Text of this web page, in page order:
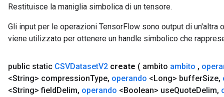
Restituisce la maniglia simbolica di un tensore.
Gli input per le operazioni TensorFlow sono output di un'altra
viene utilizzato per ottenere un handle simbolico che
public static CSVDatasetV2 create ( ambito ambito ,
<String> compressionType, operando <Long> bufferSize,
<String> fieldDelim, operando <Boolean> useQuoteDelim,